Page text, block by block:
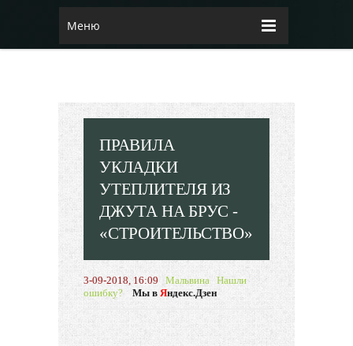
Меню
ПРАВИЛА
УКЛАДКИ
УТЕПЛИТЕЛЯ ИЗ
ДЖУТА НА БРУС -
«СТРОИТЕЛЬСТВО»
3-09-2018, 16:09 Мальвина Нашли
ошибку?
Мы в Яндекс.Дзен